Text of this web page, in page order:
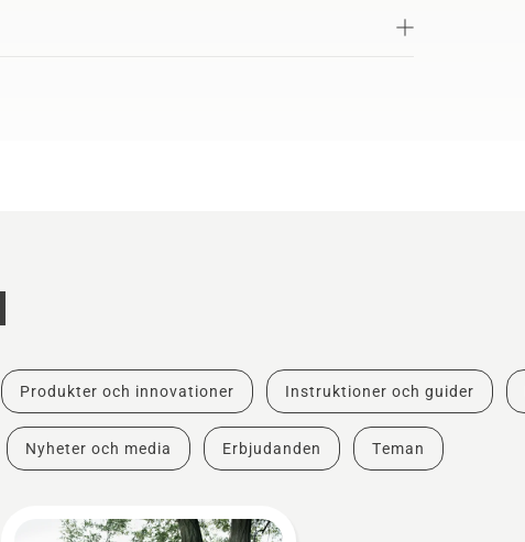
Produkter och innovationer Instruktioner och guider
Nyheter och media Erbjudanden Teman